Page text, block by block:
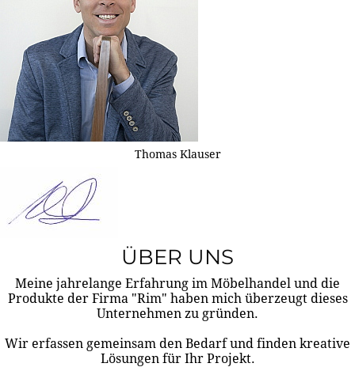
Thomas Klauser
ÜBER UNS
Meine jahrelange Erfahrung im Möbelhandel und die
Produkte der Firma "Rim" haben mich überzeugt dieses
Unternehmen zu gründen.
Wir erfassen gemeinsam den Bedarf und finden kreative
Lösungen für Ihr Projekt.